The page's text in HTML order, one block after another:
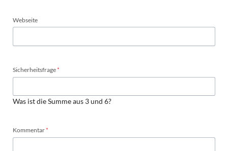
Webseite
Pflichtfeld
Sicherheitsfrage*
Was ist die Summe aus 3 und 6?
Pflichtfeld
Kommentar*